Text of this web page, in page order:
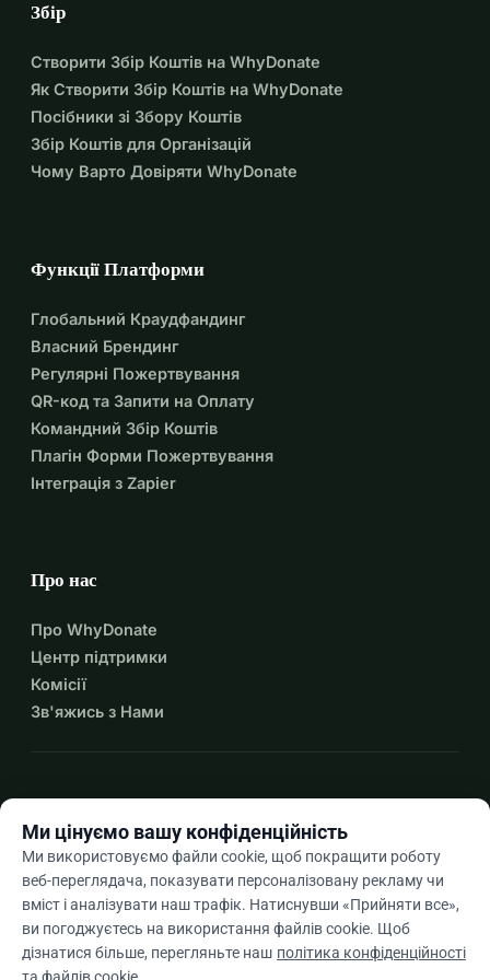
наповненого обіцянками та можливостями.
Дякую, що простягнули руку в наш час потреби, що
вірите в силу співчуття для загоєння ран серця. Разом
ми можемо перевернути сторінку цього розділу
руйнувань і написати нову історію стійкості та
відновлення."
Збір
Створити Збір Коштів на WhyDonate
Як Створити Збір Коштів на WhyDonate
Посібники зі Збору Коштів
Збір Коштів для Організацій
Чому Варто Довіряти WhyDonate
Функції Платформи
Глобальний Краудфандинг
Власний Брендинг
Регулярні Пожертвування
QR-код та Запити на Оплату
Командний Збір Коштів
Плагін Форми Пожертвування
Інтеграція з Zapier
Про нас
Про WhyDonate
Центр підтримки
Комісії
Зв'яжись з Нами
Ukarrow_drop_down
★★★★★4,9 / 5 на основі 500+ відгуків
Ми цінуємо вашу конфіденційність
Ми використовуємо файли cookie, щоб покращити роботу
веб-переглядача, показувати персоналізовану рекламу чи
вміст і аналізувати наш трафік. Натиснувши «Прийняти все»,
ви погоджуєтесь на використання файлів cookie. Щоб
дізнатися більше, перегляньте наш політика конфіденційності